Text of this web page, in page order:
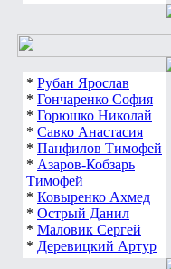
* Рубан Ярослав
* Гончаренко София
* Горюшко Николай
* Савко Анастасия
* Панфилов Тимофей
* Азаров-Кобзарь
Тимофей
* Ковыренко Ахмед
* Острый Данил
* Маловик Сергей
* Деревицкий Артур